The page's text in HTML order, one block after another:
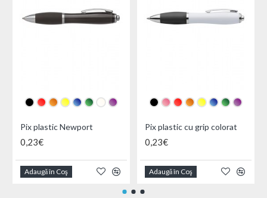
Pix plastic Newport
0,23€
Adaugă în Coş
Pix plastic cu grip colorat
0,23€
Adaugă în Coş